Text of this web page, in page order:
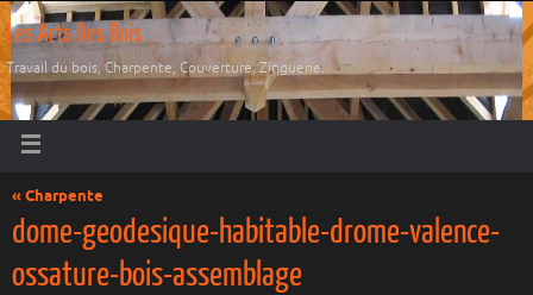
Les Arts Des Bois
Travail du bois, Charpente, Couverture, Zinguerie.
« Charpente
dome-geodesique-habitable-drome-valence-
ossature-bois-assemblage